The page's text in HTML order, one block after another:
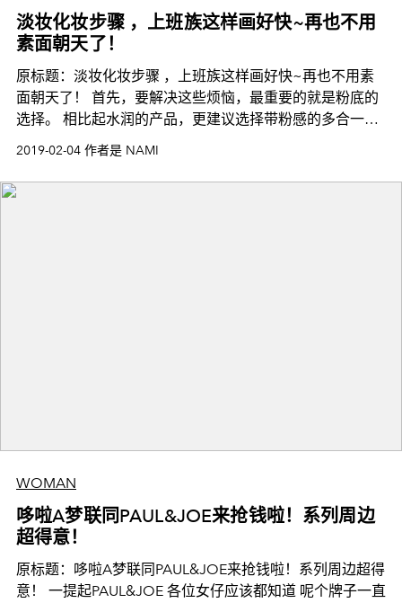
淡妆化妆步骤 ，上班族这样画好快~再也不用
素面朝天了！
原标题：淡妆化妆步骤 ，上班族这样画好快~再也不用素
面朝天了！ 首先，要解决这些烦恼，最重要的就是粉底的
选择。 相比起水润的产品，更建议选择带粉感的多合一粉
底产品，有助提高持久性和贴服性，让妆容一整天维
2019-02-04 作者是 NAMI
WOMAN
哆啦A梦联同PAUL&JOE来抢钱啦！系列周边
超得意！
原标题：哆啦A梦联同PAUL&JOE来抢钱啦！系列周边超得
意！ 一提起PAUL&JOE 各位女仔应该都知道 呢个牌子一直